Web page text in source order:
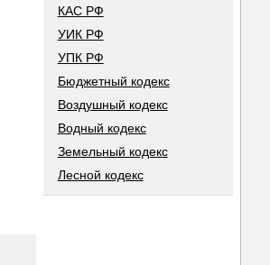
КАС РФ
УИК РФ
УПК РФ
Бюджетный кодекс
Воздушный кодекс
Водный кодекс
Земельный кодекс
Лесной кодекс